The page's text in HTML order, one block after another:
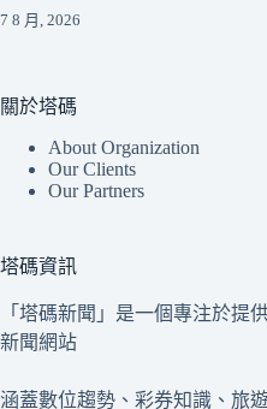
7 8 月, 2026
關於塔碼
About Organization
Our Clients
Our Partners
塔碼資訊
「塔碼新聞」是一個專注於提
新聞網站
涵蓋數位趨勢、彩券知識、旅